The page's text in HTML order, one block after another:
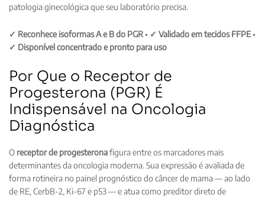
patologia ginecológica que seu laboratório precisa.
✓ Reconhece isoformas A e B do PGR • ✓ Validado em tecidos FFPE •
✓ Disponível concentrado e pronto para uso
Por Que o Receptor de
Progesterona (PGR) É
Indispensável na Oncologia
Diagnóstica
O receptor de progesteronafigura entre os marcadores mais
determinantes da oncologia moderna. Sua expressão é avaliada de
forma rotineira no painel prognóstico do câncer de mama — ao lado
de RE, CerbB-2, Ki-67 e p53 — e atua como preditor direto de